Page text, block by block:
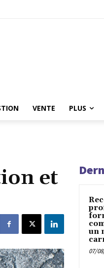
VENTE PLUS
et
un
07/